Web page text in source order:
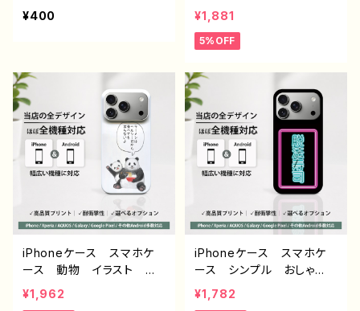
選び方 iPhoneケース A
UOS OPPO ワイモバイ
ル etc. 手帳型 全機種
対応
¥400
花柄 エモい レディー
ス AQUOS sense 2 3 4
5 iPhone15/14/13/12/11
Galaxy おすすめ 個
性的 人気 イラストレー
ター クリエイター 絵
師 Android アンドロイ
ド ケース オリジナル
デザイン グッズ タイト
ル：ネモフィラ 作：栞音 F
¥1,881
5%OFF
iPhoneケース スマホケ
ース 動物 イラスト ゆ
るかわ 可愛い おもしろ
スマホケース 面白いiPho
¥1,962
iPhoneケース スマホケ
ース シンプル おしゃ
れ 面白い おもしろスマ
ホケース ネタ系 エモ
¥1,782